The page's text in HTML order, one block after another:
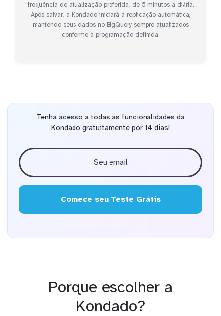
frequência de atualização preferida, de 5 minutos a diária.
Após salvar, a Kondado iniciará a replicação automática,
mantendo seus dados no BigQuery sempre atualizados
conforme a programação definida.
Tenha acesso a todas as funcionalidades da
Kondado gratuitamente por 14 dias!
Comece seu Teste Grátis
Porque escolher a
Kondado?